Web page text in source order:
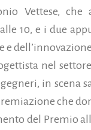
Vettese, che
10, e i due
e
nel
in scena
che
del Premio